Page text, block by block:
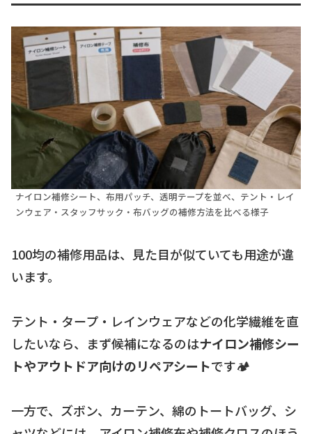
ナイロン補修シート、布用パッチ、透明テープを並べ、テント・レイ
ンウェア・スタッフサック・布バッグの補修方法を比べる様子
100均の補修用品は、見た目が似ていても用途が違
います。
テント・タープ・レインウェアなどの化学繊維を直
したいなら、まず候補になるのはナイロン補修シー
トやアウトドア向けのリペアシートです🏕️
一方で、ズボン、カーテン、綿のトートバッグ、シ